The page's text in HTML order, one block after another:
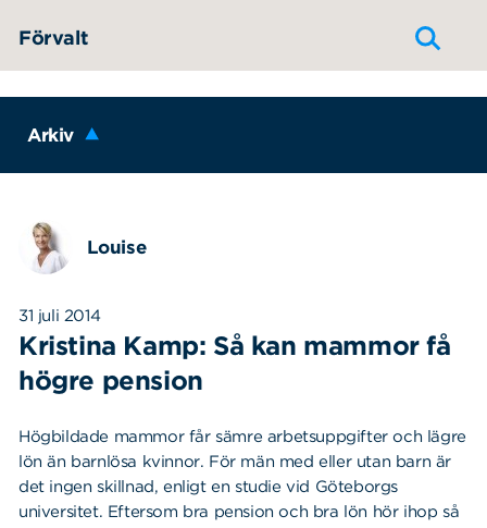
Förvalt
Arkiv
Louise
31 juli 2014
Kristina Kamp: Så kan mammor få
högre pension
Högbildade mammor får sämre arbetsuppgifter och lägre
lön än barnlösa kvinnor. För män med eller utan barn är
det ingen skillnad, enligt en studie vid Göteborgs
universitet. Eftersom bra pension och bra lön hör ihop så